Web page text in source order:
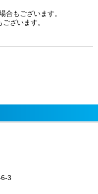
合もございます。
ざいます。
3